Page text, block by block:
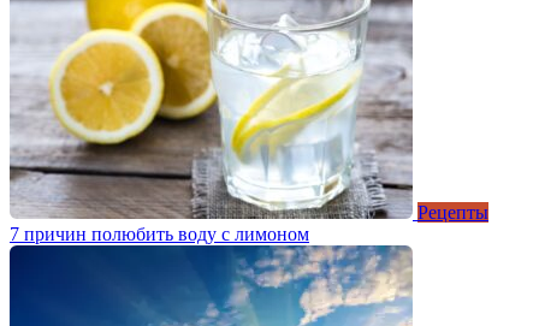
Рецепты
7 причин полюбить воду с лимоном